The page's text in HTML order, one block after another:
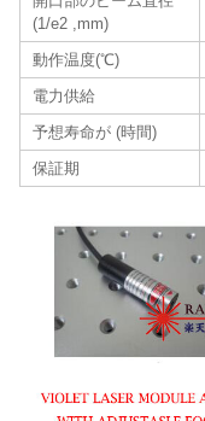
(1/e2 ,mm)
動作温度(℃)
電力供給
予想寿命が (時間)
保証期